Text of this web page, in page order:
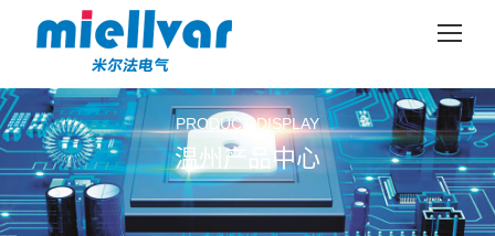
PRODUCT DISPLAY
温州产品中心